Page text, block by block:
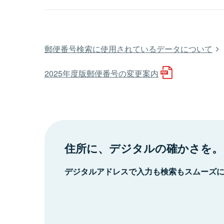
郵便番号検索に使用されているデータについて
2025年度版郵便番号の変更案内
住所に、デジタルの確かさを。
デジタルアドレスで入力も検索もスムーズ